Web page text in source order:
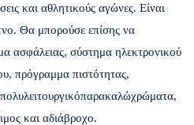
και αθλητικούς αγώνες. Είναι
Θα μπορούσε επίσης να
ασφάλειας, σύστημα ηλεκτρονικού
πρόγραμμα πιστότητας,
παρακαλώχρώματα,
και αδιάβροχο.